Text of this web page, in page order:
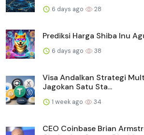
6 days ago 28
Prediksi Harga Shiba Inu
6 days ago 38
Visa Andalkan Strategi
Jagokan Satu Sta...
1 week ago 34
CEO Coinbase Brian